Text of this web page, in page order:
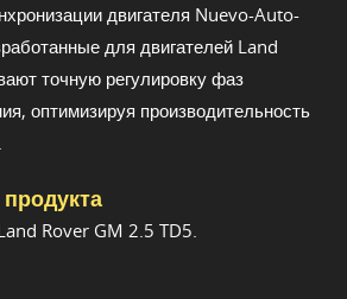
двигателя Nuevo-Auto-
для двигателей Land
точную регулировку фаз
оптимизируя производительность
Rover GM 2.5 TD5.